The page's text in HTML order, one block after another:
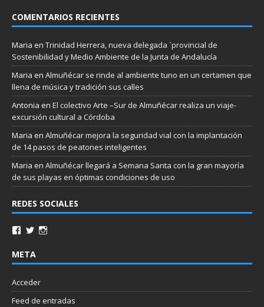
COMENTARIOS RECIENTES
Maria en Trinidad Herrera, nueva delegada `provincial de
Sostenibilidad y Medio Ambiente de la Junta de Andalucía
Maria en Almuñécar se rinde al ambiente tuno en un certamen que
llena de música y tradición sus calles
Antonia en El colectivo Arte –Sur de Almuñécar realiza un viaje-
excursión cultural a Córdoba
Maria en Almuñécar mejora la seguridad vial con la implantación
de 14 pasos de peatones inteligentes
Maria en Almuñécar llegará a Semana Santa con la gran mayoría
de sus playas en óptimas condiciones de uso
REDES SOCIALES
META
Acceder
Feed de entradas